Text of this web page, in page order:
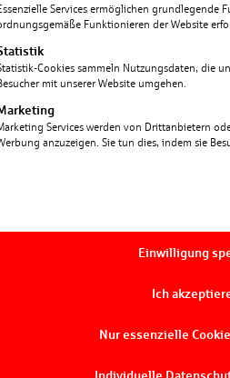
gesammelt.
ein Betrag in Höhe
Verein während des
Geld erhält dieser
Somit konnten, wie
Jahres über 100.000€
werden.
der Region profitieren
der DJK Sportbund
Verein, die
ihren Zielen
Services ermöglichen grundlegende
Funktionieren der Website
Cookies sammeln Nutzungsdaten, die
mit unserer Website umgehen.
Services werden von Drittanbietern
anzuzeigen. Sie tun dies, indem sie
Einwilligung
Ich
Nur essenzielle